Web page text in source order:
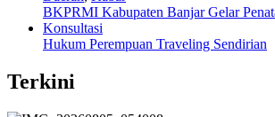
BKPRMI Kabupaten Banjar Gelar
Konsultasi
Hukum Perempuan Traveling Sendirian
Terkini